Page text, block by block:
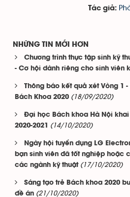
Tác giả:
NHỮNG TIN MỚI HƠN
Chương trình thực tập sinh kỹ
- Cơ hội dành riêng cho sinh viên
Thông báo kết quả xét Vòng 1
Bách Khoa 2020 (18/09/2020)
Đại học Bách khoa Hà Nội
2020-2021
(14/10/2020)
Ngày hội tuyển dụng LG
bạn sinh viên đã tốt nghiệp hoặc
các ngành kỹ thuật (17/10/2020)
Sáng tạo trẻ Bách khoa 2020
đề án (21/10/2020)